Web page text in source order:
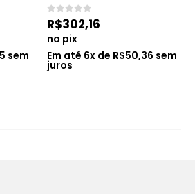
sem
0de 5
R$302,16
no pix
Em até 6x de R$50,36 sem
juros